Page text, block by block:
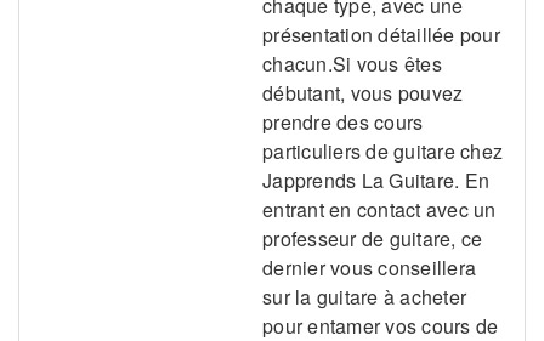
présentation détaillée pour
chacun.Si vous êtes
débutant, vous pouvez
prendre des cours
particuliers de guitare chez
Japprends La Guitare. En
entrant en contact avec un
professeur de guitare, ce
dernier vous conseillera
sur la guitare à acheter
pour entamer vos cours de